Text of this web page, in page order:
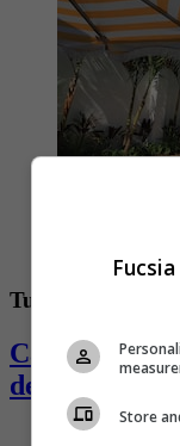
Turismo
Casa
de la ciudad
Store